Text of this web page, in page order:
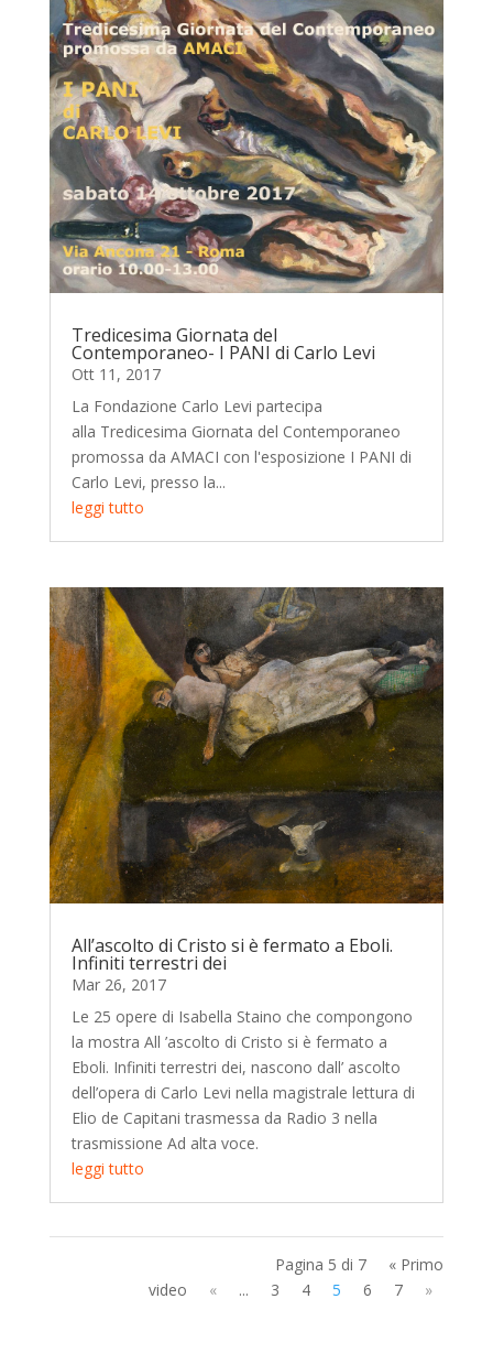
Tredicesima Giornata del
Contemporaneo- I PANI di Carlo Levi
Ott 11, 2017
La Fondazione Carlo Levi partecipa
alla Tredicesima Giornata del Contemporaneo
promossa da AMACI con l'esposizione I PANI di
Carlo Levi, presso la...
leggi tutto
All’ascolto di Cristo si è fermato a Eboli.
Infiniti terrestri dei
Mar 26, 2017
Le 25 opere di Isabella Staino che compongono
la mostra All ’ascolto di Cristo si è fermato a
Eboli. Infiniti terrestri dei, nascono dall’ ascolto
dell’opera di Carlo Levi nella magistrale lettura di
Elio de Capitani trasmessa da Radio 3 nella
trasmissione Ad alta voce.
leggi tutto
Pagina 5 di 7
« Primo
video
« ... 3 4 5 6 7 »